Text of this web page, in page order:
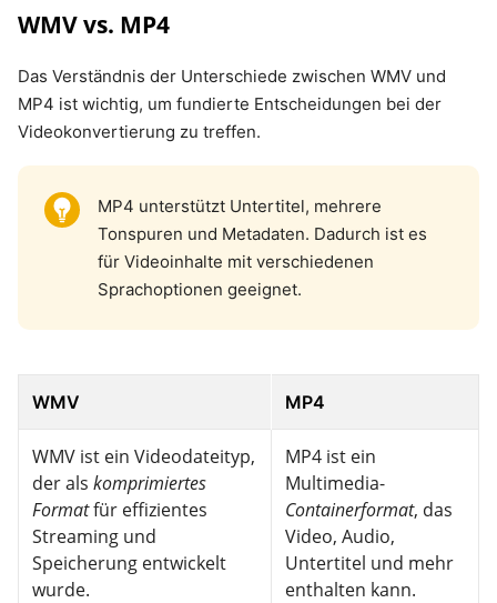
WMV vs. MP4
Das Verständnis der Unterschiede zwischen WMV und
MP4 ist wichtig, um fundierte Entscheidungen bei der
Videokonvertierung zu treffen.
MP4 unterstützt Untertitel, mehrere
Tonspuren und Metadaten. Dadurch ist es
für Videoinhalte mit verschiedenen
Sprachoptionen geeignet.
WMV MP4
WMV ist ein Videodateityp,
der als komprimiertes
Formatfür effizientes
Streaming und
Speicherung entwickelt
wurde.
MP4 ist ein
Multimedia-
Containerformat, das
Video, Audio,
Untertitel und mehr
enthalten kann.